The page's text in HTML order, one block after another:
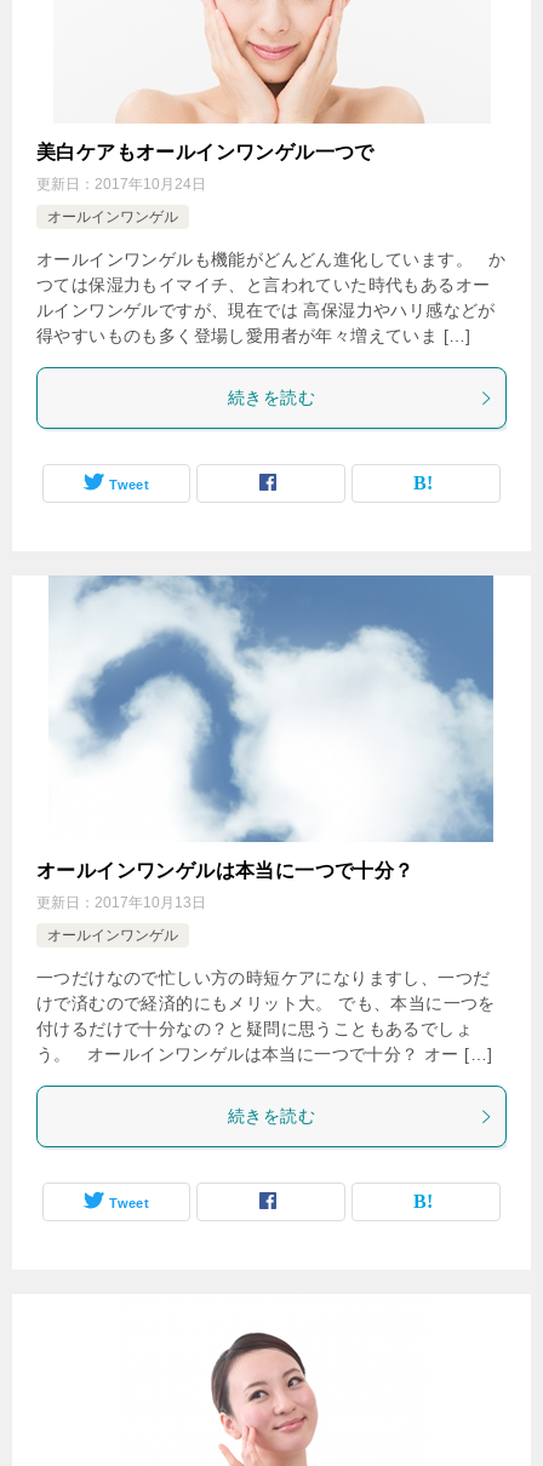
美白ケアもオールインワンゲル一つで
更新日： 2017年10月24日
オールインワンゲル
オールインワンゲルも機能がどんどん進化しています。 か
つては保湿力もイマイチ、と言われていた時代もあるオー
ルインワンゲルですが、現在では 高保湿力やハリ感などが
得やすいものも多く登場し愛用者が年々増えていま […]
続きを読む
Tweet
オールインワンゲルは本当に一つで十分？
更新日： 2017年10月13日
オールインワンゲル
一つだけなので忙しい方の時短ケアになりますし、一つだ
けで済むので経済的にもメリット大。 でも、本当に一つを
付けるだけで十分なの？と疑問に思うこともあるでしょ
う。 オールインワンゲルは本当に一つで十分？ オー […]
続きを読む
Tweet